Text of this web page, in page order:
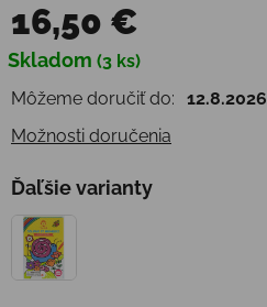
16,50 €
Jednotková cena:
Skladom (3 ks)
Môžeme doručiť do:
12.8.2026
Možnosti doručenia
Ďaľšie varianty